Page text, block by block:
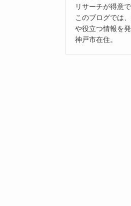
リサーチが得意で
このブログでは
や役立つ情報を
神戸市在住。